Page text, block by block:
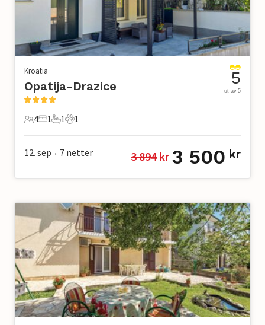
Kroatia
Opatija-Drazice
4 Gjester
4
1 Soverom
1
1 Bad
1
1 Kjæledyr
1
5
ut av 5
12. sep • 7 netter 3 894 kr 3 500 kr